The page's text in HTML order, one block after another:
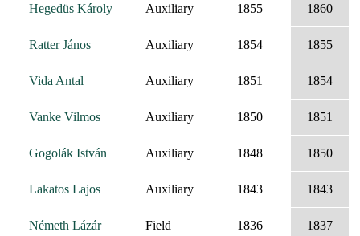
Hegedüs Károly Auxiliary 1855 1860
Ratter János Auxiliary 1854 1855
Vida Antal Auxiliary 1851 1854
Vanke Vilmos Auxiliary 1850 1851
Gogolák István Auxiliary 1848 1850
Lakatos Lajos Auxiliary 1843 1843
Németh Lázár
Field
1836 1837